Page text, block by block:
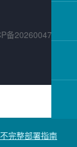
完整部署指南
备2026004783